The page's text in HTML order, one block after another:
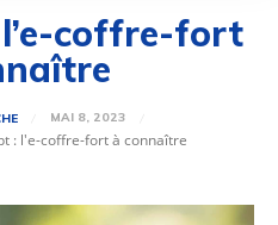
coffre-fort
MAI 8, 2023
: l'e-coffre-fort à connaître